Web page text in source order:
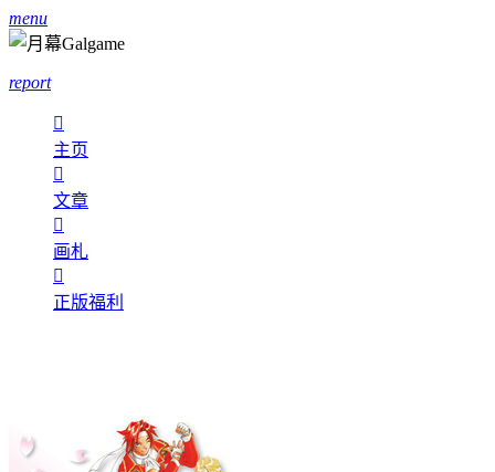
menu
report

主页

文章

画札

正版福利